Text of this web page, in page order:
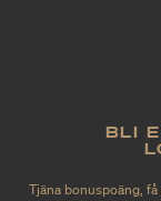
BLI
Tjäna bonuspoäng,